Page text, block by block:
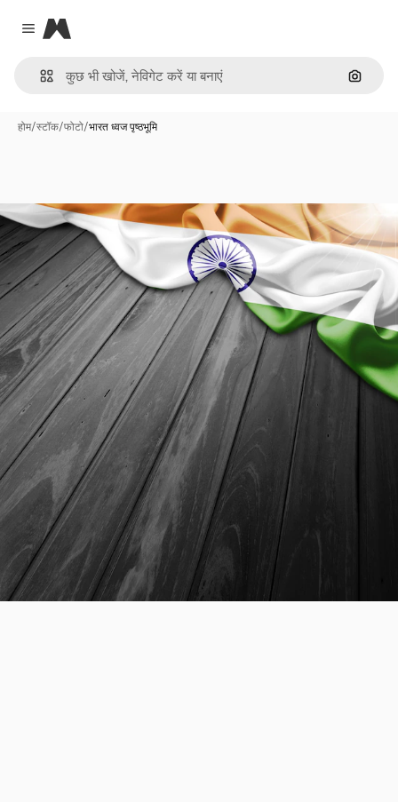
Close menu
Magnific
इमेज से
होम/स्टॉक/फोटो/भारत ध्वज पृष्ठभूमि